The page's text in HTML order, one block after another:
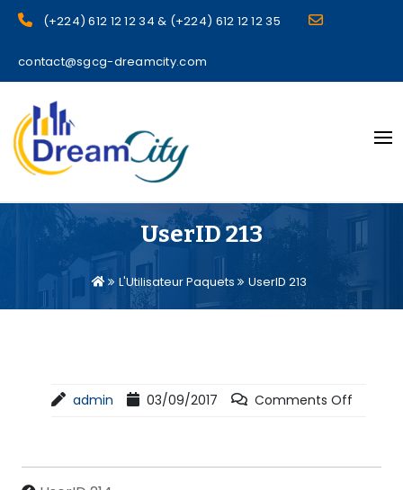
(+224) 612 12 12 34 & (+224) 612 12 12 35
contact@sgcg-dreamcity.com
sgcg dreamcity
UserID 213
L'Utilisateur Paquets UserID 213
admin 03/09/2017 Comments Off